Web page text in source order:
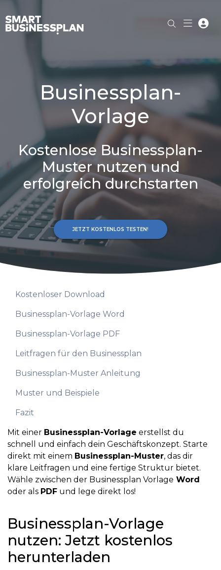
Businessplan-
Vorlage
Kostenlose Businessplan-
Muster nutzen und
erfolgreich durchstarten
JETZT KOSTENLOS TESTEN!
Kostenloser Download
Businessplan-Vorlage Word
Businessplan-Vorlage PDF
Leitfragen für den Businessplan
Businessplan-Muster Anleitung
Muster und Beispiele
Fazit
Mit einer Businessplan-Vorlage erstellst du
schnell und einfach dein Geschäftskonzept. Starte
direkt mit einem Businessplan-Muster, das dir
klare Leitfragen und eine fertige Struktur bietet.
Wähle zwischen der Businessplan Vorlage Word
oder als PDF und lege direkt los!
Businessplan-Vorlage
nutzen: Jetzt kostenlos
herunterladen